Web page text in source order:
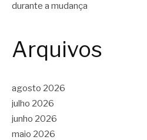
durante a mudança
Arquivos
agosto 2026
julho 2026
junho 2026
maio 2026